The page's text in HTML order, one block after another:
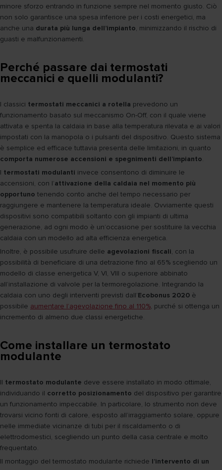
minore sforzo entrando in funzione sempre nel momento giusto. Ciò
non solo garantisce una spesa inferiore per i costi energetici, ma
anche una durata più lunga dell’impianto, minimizzando il rischio di
guasti e malfunzionamenti.
Perché passare dai termostati
meccanici e quelli modulanti?
I classici termostati meccanici a rotella prevedono un
funzionamento basato sul meccanismo On-Off, con il quale viene
attivata e spenta la caldaia in base alla temperatura rilevata e ai valori
impostati con la manopola o i pulsanti del dispositivo. Questo sistema
è semplice ed efficace tuttavia presenta delle limitazioni, in quanto
comporta numerose accensioni e spegnimenti dell’impianto.
I termostati modulanti invece consentono di diminuire le
accensioni, con l’attivazione della caldaia nel momento più
opportuno tenendo conto anche del tempo necessario per
raggiungere e mantenere la temperatura ideale. Ovviamente questi
dispositivi sono compatibili soltanto con gli impianti di ultima
generazione, ad ogni modo è un’occasione per sostituire la vecchia
caldaia con un modello ad alta efficienza energetica.
Inoltre, è possibile usufruire delle agevolazioni fiscali, con la
possibilità di beneficiare di una detrazione fino al 65% scegliendo un
modello di classe energetica V, VI, VIII o superiore abbinato
all’installazione di valvole per la termoregolazione. Integrando la
caldaia con uno degli interventi previsti dall’Ecobonus 2020 è
possibile aumentare l’agevolazione fino al 110%, purché si ottenga un
incremento di almeno due classi energetiche.
Come installare un termostato
modulante
Il termostato modulante deve essere installato in modo ottimale,
individuando il corretto posizionamento del dispositivo per garantire
un funzionamento impeccabile. In particolare, lo strumento non deve
trovarsi vicino fonti di calore, esposto all’irraggiamento solare, oppure
nelle immediate vicinanze di tubi per il riscaldamento o di
elettrodomestici, scegliendo un punto della casa centrale e molto
frequentato.
Il montaggio del termostato modulante richiede l’intervento di un